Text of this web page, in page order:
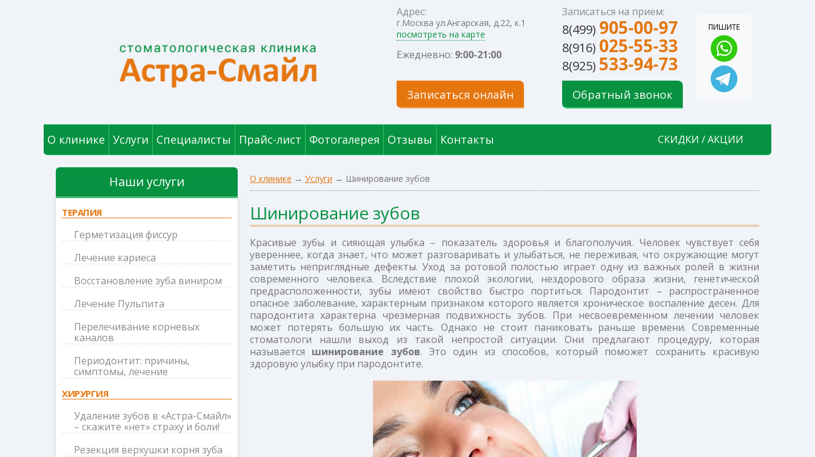
Адрес:
г.Москва ул.Ангарская, д.22, к.1
посмотреть на карте
Ежедневно: 9:00-21:00
Записаться онлайн
Записаться на прием:
8(499) 905-00-97
8(916) 025-55-33
8(925) 533-94-73
Обратный звонок
ПИШИТЕ
СКИДКИ / АКЦИИ
О клинике Услуги Специалисты Прайс-лист Фотогалерея Отзывы Контакты
Наши услуги
ТЕРАПИЯ
Герметизация фиссур
Лечение кариеса
Восстановление зуба виниром
Лечение Пульпита
Перелечивание корневых
каналов
Периодонтит: причины,
симптомы, лечение
ХИРУРГИЯ
Удаление зубов в «Астра-Смайл»
– скажите «нет» страху и боли!
Резекция верхушки корня зуба
О клинике → Услуги → Шинирование зубов
Шинирование зубов
Красивые зубы и сияющая улыбка – показатель здоровья и благополучия. Человек чувствует себя
увереннее, когда знает, что может разговаривать и улыбаться, не переживая, что окружающие могут
заметить неприглядные дефекты. Уход за ротовой полостью играет одну из важных ролей в жизни
современного человека. Вследствие плохой экологии, нездорового образа жизни, генетической
предрасположенности, зубы имеют свойство быстро портиться. Пародонтит – распространенное
опасное заболевание, характерным признаком которого является хроническое воспаление десен. Для
пародонтита характерна чрезмерная подвижность зубов. При несвоевременном лечении человек
может потерять большую их часть. Однако не стоит паниковать раньше времени. Современные
стоматологи нашли выход из такой непростой ситуации. Они предлагают процедуру, которая
называется шинирование зубов. Это один из способов, который поможет сохранить красивую
здоровую улыбку при пародонтите.